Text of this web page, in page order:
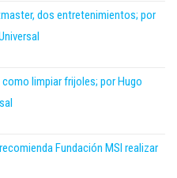
dos entretenimientos; por
limpiar frijoles; por Hugo
Fundación MSI realizar